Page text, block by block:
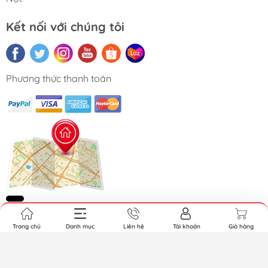
Kết nối với chúng tôi
Phương thức thanh toán
Trang chủ Danh mục Liên hệ Tài khoản Giỏ hàng